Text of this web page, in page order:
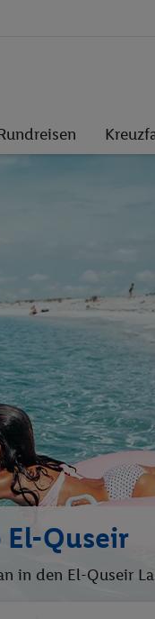
Quseir
in den El-Quseir